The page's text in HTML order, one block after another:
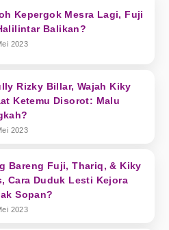
Kepergok Mesra Lagi, Fuji
Balikan?
2023
Rizky Billar, Wajah Kiky
Ketemu Disorot: Malu
2023
Bareng Fuji, Thariq, & Kiky
Cara Duduk Lesti Kejora
Sopan?
2023